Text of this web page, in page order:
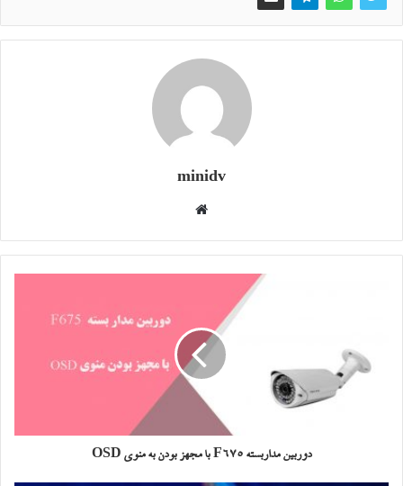
minidv
دوربین مداربسته F675 با مجهز بودن به منوی OSD